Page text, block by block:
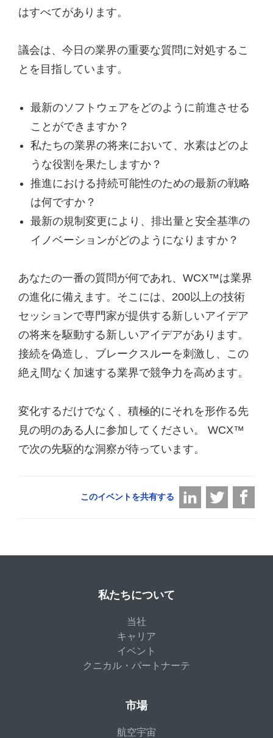
はすべてがあります。
議会は、今日の業界の重要な質問に対処するこ
とを目指しています。
最新のソフトウェアをどのように前進させる
ことができますか？
私たちの業界の将来において、水素はどのよ
うな役割を果たしますか？
推進における持続可能性のための最新の戦略
は何ですか？
最新の規制変更により、排出量と安全基準の
イノベーションがどのようになりますか？
あなたの一番の質問が何であれ、WCX™は業界
の進化に備えます。そこには、200以上の技術
セッションで専門家が提供する新しいアイデア
の将来を駆動する新しいアイデアがあります。
接続を偽造し、ブレークスルーを刺激し、この
絶え間なく加速する業界で競争力を高めます。
変化するだけでなく、積極的にそれを形作る先
見の明のある人に参加してください。 WCX™
で次の先駆的な洞察が待っています。
このイベントを共有する
私たちについて
当社
キャリア
イベント
クニカル・パートナーテ
市場
航空宇宙